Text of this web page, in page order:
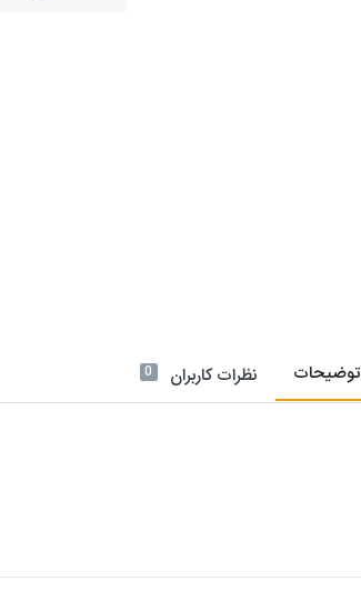
توضیحات نظرات کاربران 0